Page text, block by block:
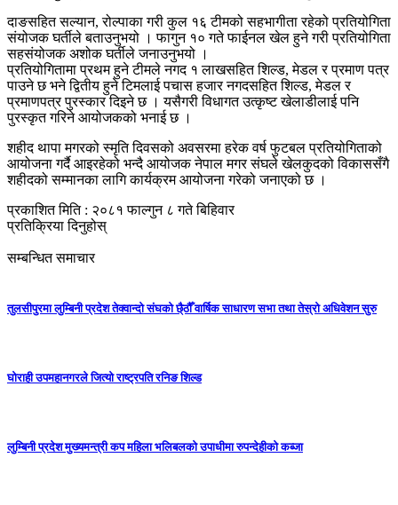
दाङसहित सल्यान, रोल्पाका गरी कुल १६ टीमको सहभागीता रहेको प्रतियोगिता
संयोजक घर्तीले बताउनुभयो । फागुन १० गते फाईनल खेल हुने गरी प्रतियोगिता
सहसंयोजक अशोक घर्तीले जनाउनुभयो ।
प्रतियोगितामा प्रथम हुने टीमले नगद १ लाखसहित शिल्ड, मेडल र प्रमाण पत्र
पाउने छ भने द्वितीय हुने टिमलाई पचास हजार नगदसहित शिल्ड, मेडल र
प्रमाणपत्र पुरस्कार दिइने छ । यसैगरी विधागत उत्कृष्ट खेलाडीलाई पनि
पुरस्कृत गरिने आयोजकको भनाई छ ।
शहीद थापा मगरको स्मृति दिवसको अवसरमा हरेक वर्ष फुटबल प्रतियोगिताको
आयोजना गर्दै आइरहेको भन्दै आयोजक नेपाल मगर संघले खेलकुदको विकाससँगै
शहीदको सम्मानका लागि कार्यक्रम आयोजना गरेको जनाएको छ ।
प्रकाशित मिति : २०८१ फाल्गुन ८ गते बिहिवार
प्रतिक्रिया दिनुहोस्
सम्बन्धित समाचार
तुलसीपुरमा लुम्बिनी प्रदेश तेक्वान्दो संघको छै्ठौँ वार्षिक साधारण सभा तथा तेस्रो अधिवेशन सुरु
घोराही उपमहानगरले जित्यो राष्ट्रपति रनिङ शिल्ड
लुम्बिनी प्रदेश मुख्यमन्त्री कप महिला भलिबलकाे उपाधीमा रुपन्देहीकाे कब्जा